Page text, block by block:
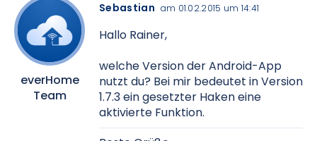
everHome
Team
Sebastian am 01.02.2015 um 14:41
Hallo Rainer,
welche Version der Android-App
nutzt du? Bei mir bedeutet in Version
1.7.3 ein gesetzter Haken eine
aktivierte Funktion.